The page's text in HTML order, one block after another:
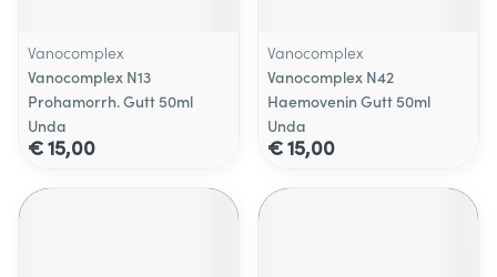
Vanocomplex
Vanocomplex N13
Prohamorrh. Gutt 50ml
Unda
€ 15,00
Vanocomplex
Vanocomplex N42
Haemovenin Gutt 50ml
Unda
€ 15,00